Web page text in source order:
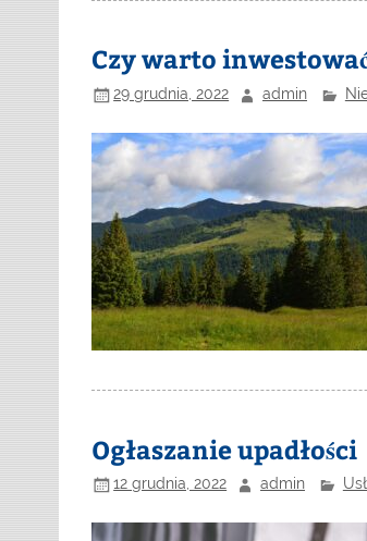
Czy warto
29 grudnia, 2022 admin
Ogłaszanie upadłości
12 grudnia, 2022 admin